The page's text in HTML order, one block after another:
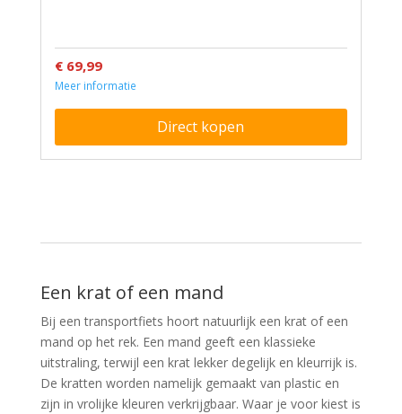
€ 69,99
Meer informatie
Direct kopen
Een krat of een mand
Bij een transportfiets hoort natuurlijk een krat of een
mand op het rek. Een mand geeft een klassieke
uitstraling, terwijl een krat lekker degelijk en kleurrijk is.
De kratten worden namelijk gemaakt van plastic en
zijn in vrolijke kleuren verkrijgbaar. Waar je voor kiest is